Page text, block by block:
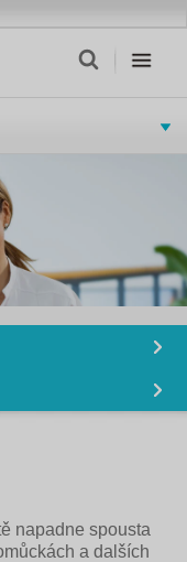
napadne spousta
a dalších